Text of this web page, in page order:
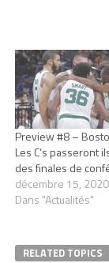
Preview #8 –
Les C’s passeront
des finales de
décembre 15, 2020
Dans "Actualités"
RELATED TOPICS